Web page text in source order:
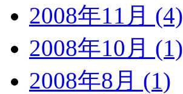
2008年11月 (4)
2008年10月 (1)
2008年8月 (1)